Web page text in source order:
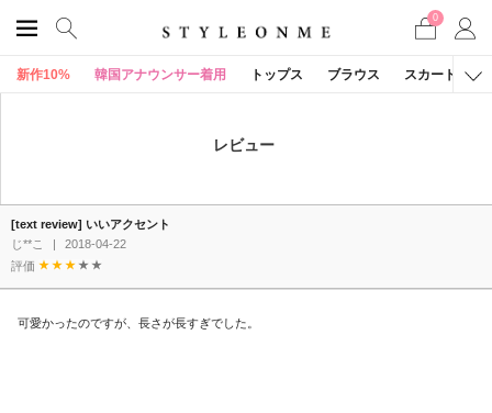
0
新作10% 韓国アナウンサー着用 トップス ブラウス スカート
レビュー
[text review] いいアクセント
じ**こ
|
2018-04-22
評価
可愛かったのですが、長さが長すぎでした。